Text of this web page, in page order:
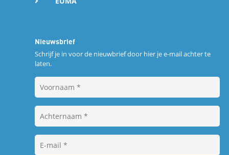
Nieuwsbrief
Schrijf je in voor de nieuwbrief door hier je e-mail achter te
laten.